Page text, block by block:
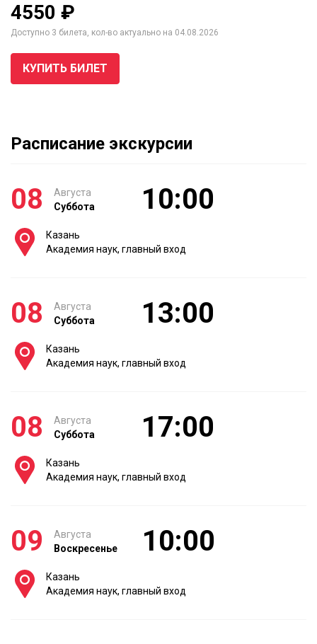
4550 ₽
Доступно 3 билета, кол-во актуально на 04.08.2026
КУПИТЬ БИЛЕТ
Расписание экскурсии
08
Августа
Суббота
10:00
Казань
Академия наук, главный вход
08
Августа
Суббота
13:00
Казань
Академия наук, главный вход
08
Августа
Суббота
17:00
Казань
Академия наук, главный вход
09
Августа
Воскресенье
10:00
Казань
Академия наук, главный вход